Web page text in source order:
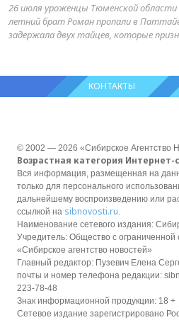
26 июля уроженцы Тюменской
летний брат Роман пропали в
задержала двух тайцев, которые
КОНТАКТЫ
© 2002 — 2026 «Сибирское Агентство
Возрастная категория Интернет-
Вся информация, размещенная на
только для персонального
дальнейшему воспроизведению или
ссылкой на sibnovosti.ru.
Наименование сетевого издания:
Учредитель: Общество с ограниченной
«Сибирское агентство новостей»
Главный редактор: Пузевич Елена
почты и номер телефона редакции:
223-78-48
Знак информационной продукции: 18 +
Сетевое издание зарегистрировано